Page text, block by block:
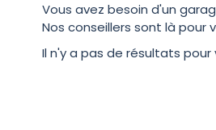
Vous avez besoin d'un
Nos conseillers sont là pour
Il n'y a pas de résultats pour